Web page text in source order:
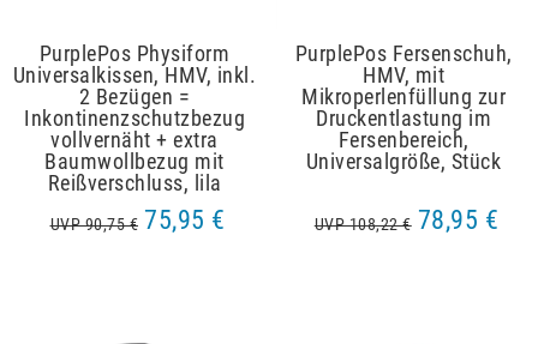
PurplePos Physiform
Universalkissen, HMV, inkl.
2 Bezügen =
Inkontinenzschutzbezug
vollvernäht + extra
Baumwollbezug mit
Reißverschluss, lila
UVP 90,75 € 75,95 €
PurplePos Fersenschuh,
HMV, mit
Mikroperlenfüllung zur
Druckentlastung im
Fersenbereich,
Universalgröße, Stück
UVP 108,22 € 78,95 €